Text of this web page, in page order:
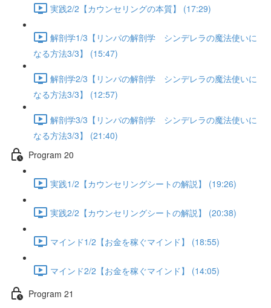
実践2/2【カウンセリングの本質】 (17:29)
解剖学1/3【リンパの解剖学 シンデレラの魔法使いに
なる方法3/3】 (15:47)
解剖学2/3【リンパの解剖学 シンデレラの魔法使いに
なる方法3/3】 (12:57)
解剖学3/3【リンパの解剖学 シンデレラの魔法使いに
なる方法3/3】 (21:40)
Program 20
実践1/2【カウンセリングシートの解説】 (19:26)
実践2/2【カウンセリングシートの解説】 (20:38)
マインド1/2【お金を稼ぐマインド】 (18:55)
マインド2/2【お金を稼ぐマインド】 (14:05)
Program 21